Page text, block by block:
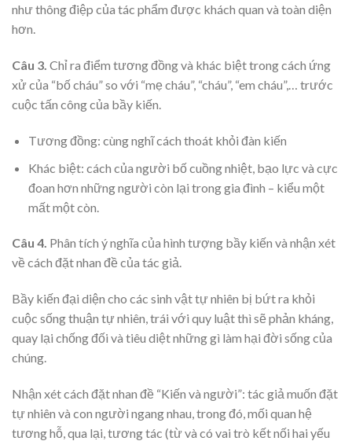
như thông điệp của tác phẩm được khách quan và toàn diện
hơn.
Câu 3. Chỉ ra điểm tương đồng và khác biệt trong cách ứng
xử của “bố cháu” so với “mẹ cháu”, “cháu”, “em cháu”,… trước
cuộc tấn công của bầy kiến.
Tương đồng: cùng nghĩ cách thoát khỏi đàn kiến
Khác biệt: cách của người bố cuồng nhiệt, bạo lực và cực
đoan hơn những người còn lại trong gia đình – kiểu một
mất một còn.
Câu 4. Phân tích ý nghĩa của hình tượng bầy kiến và nhận xét
về cách đặt nhan đề của tác giả.
Bầy kiến đại diện cho các sinh vật tự nhiên bị bứt ra khỏi
cuộc sống thuận tự nhiên, trái với quy luật thì sẽ phản kháng,
quay lại chống đối và tiêu diệt những gì làm hại đời sống của
chúng.
Nhận xét cách đặt nhan đề “Kiến và người”: tác giả muốn đặt
tự nhiên và con người ngang nhau, trong đó, mối quan hệ
tương hỗ, qua lại, tương tác (từ và có vai trò kết nối hai yếu